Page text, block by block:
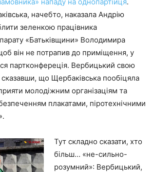
начебто, наказала Андрію
зеленкою працівника
«Батьківщини» Володимира
він не потрапив до приміщення, у
партконфереція. Вербицький свою
що Щербаківська пообіцяла
молодіжним організаціям та
плакатами, піротехнічними
Тут складно сказати, хто
більш… «не-сильно-
розумний»: Вербицький,